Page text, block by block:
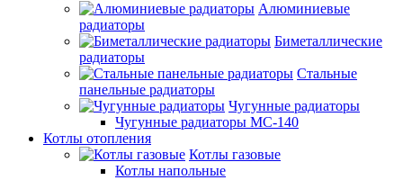
Алюминиевые
радиаторы
Биметаллические
радиаторы
Стальные
панельные радиаторы
Чугунные радиаторы
Чугунные радиаторы МС-140
Котлы отопления
Котлы газовые
Котлы напольные